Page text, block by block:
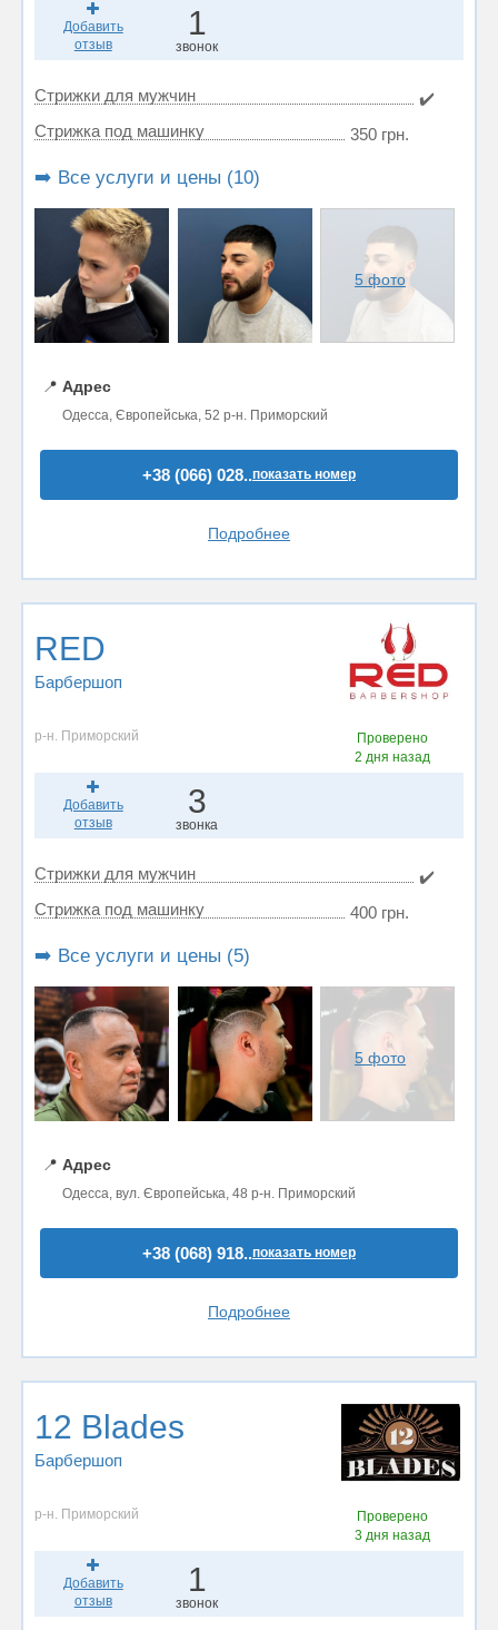
Добавить
отзыв
1
звонок
Стрижки для мужчин
✔️
Стрижка под машинку
350 грн.
➡️ Все услуги и цены (10)
5 фото
📍 Адрес
Одесса, Європейська, 52 р-н. Приморский
+38 (066) 028..показать номер
Подробнее
RED
Барбершоп
р-н. Приморский
Проверено
2 дня назад
Добавить
отзыв
3
звонка
Стрижки для мужчин
✔️
Стрижка под машинку
400 грн.
➡️ Все услуги и цены (5)
5 фото
📍 Адрес
Одесса, вул. Європейська, 48 р-н. Приморский
+38 (068) 918..показать номер
Подробнее
12 Blades
Барбершоп
р-н. Приморский
Проверено
3 дня назад
Добавить
отзыв
1
звонок